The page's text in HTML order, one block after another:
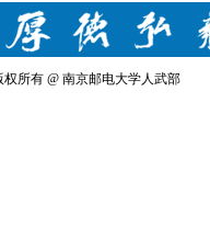
权所有 @ 南京邮电大学人武